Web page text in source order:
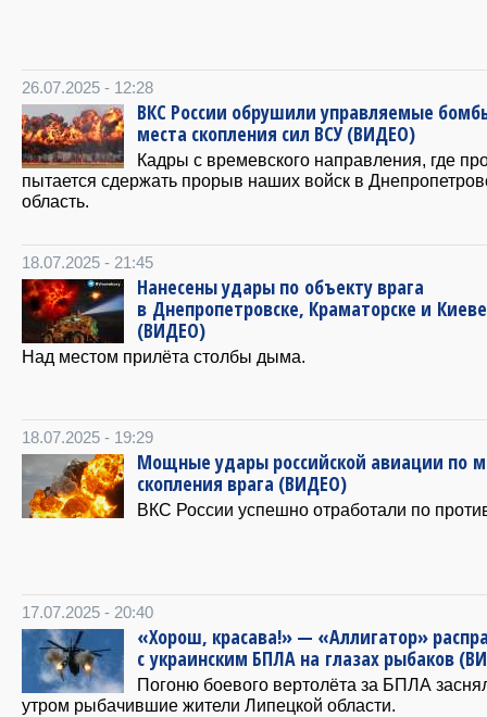
26.07.2025 - 12:28
ВКС России обрушили управляемые
места скопления сил ВСУ (ВИДЕО)
Кадры с времевского направления, где
пытается сдержать прорыв наших войск в
область.
18.07.2025 - 21:45
Нанесены удары по объекту врага
в Днепропетровске, Краматорске и Киеве
(ВИДЕО)
Над местом прилёта столбы дыма.
18.07.2025 - 19:29
Мощные удары российской авиации по
скопления врага (ВИДЕО)
ВКС России успешно отработали по
17.07.2025 - 20:40
«Хорош, красава!» — «Аллигатор»
с украинским БПЛА на глазах рыбаков
Погоню боевого вертолёта за БПЛА
утром рыбачившие жители Липецкой области.